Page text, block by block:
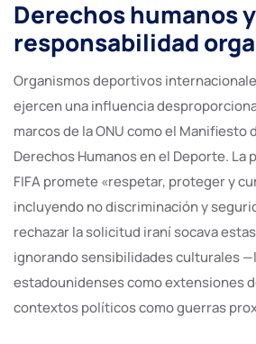
Derechos humanos y
responsabilidad
Organismos deportivos
ejercen una influencia
marcos de la ONU como el Manifiesto
Derechos Humanos en el Deporte. La
FIFA promete «respetar, proteger y
incluyendo no discriminación y
rechazar la solicitud iraní socava
ignorando sensibilidades culturales
estadounidenses como extensiones
contextos políticos como guerras